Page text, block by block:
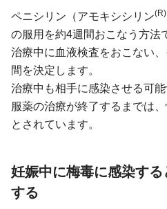
ペニシリン（アモキシシリン(R)
の服用を約4週間おこなう方法
治療中に血液検査をおこない
間を決定します。
治療中も相手に感染させる可
服薬の治療が終了するまでは
とされています。
妊娠中に梅毒に感染す
する